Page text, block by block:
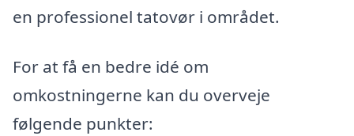
en professionel tatovør i området.
For at få en bedre idé om
omkostningerne kan du overveje
følgende punkter: